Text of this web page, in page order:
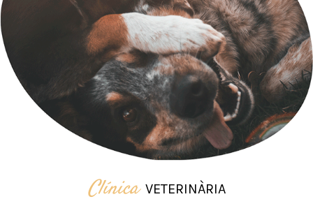
ClínicaVETERINÀRIA